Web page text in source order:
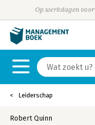
Op werkdagen
Leiderschap
Robert Quinn